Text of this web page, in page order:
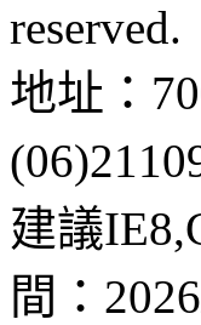
reserved.
地址：
建議
間：